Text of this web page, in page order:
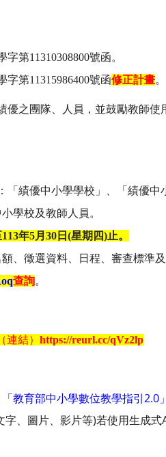
第11310308800號函。
字第11315986400號函修正計畫。
優之團隊、人員，並鼓勵教師
「績優中小學學校」、「績優中
學校及教師人員。
年5月30日(星期四)止。
、徵選資料、日程、審查標準
查詢。
連結） https://reurl.cc/qVz2lp
教育部中小學數位教學指引2.0」
、圖片、影片等)若使用生成式